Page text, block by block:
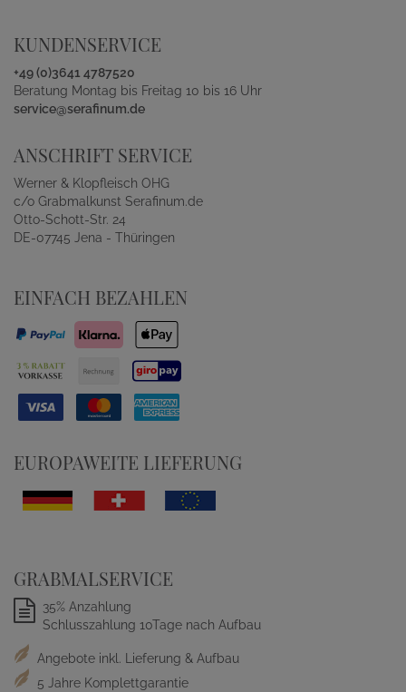
KUNDENSERVICE
+49 (0)3641 4787520
Beratung Montag bis Freitag 10 bis 16 Uhr
service@serafinum.de
ANSCHRIFT SERVICE
Werner & Klopfleisch OHG
c/o Grabmalkunst Serafinum.de
Otto-Schott-Str. 24
DE-07745 Jena - Thüringen
EINFACH BEZAHLEN
EUROPAWEITE LIEFERUNG
GRABMALSERVICE
35% Anzahlung
Schlusszahlung 10Tage nach Aufbau
Angebote inkl. Lieferung & Aufbau
5 Jahre Komplettgarantie